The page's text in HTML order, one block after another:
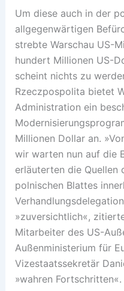
Um diese auch in der
allgegenwärtigen
strebte Warschau US-
hundert Millionen US-
scheint nichts zu
Rzeczpospolita bietet
Administration ein
Millionen Dollar an.
wir warten nun auf die
erläuterten die Quellen
polnischen Blattes
»zuversichtlich«,
Mitarbeiter des US-
Außenministerium für
Vizestaatssekretär
»wahren Fortschritten«.